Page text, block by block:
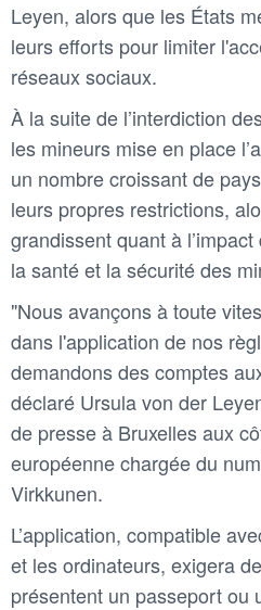
Leyen, alors que les États
leurs efforts pour limiter
réseaux sociaux.
À la suite de l’interdiction
les mineurs mise en place
un nombre croissant de
leurs propres restrictions,
grandissent quant à
la santé et la sécurité des
"Nous avançons à toute
dans l'application de nos
demandons des comptes
déclaré Ursula von der
de presse à Bruxelles aux
européenne chargée du
Virkkunen.
L’application, compatible
et les ordinateurs, exigera
présentent un passeport ou